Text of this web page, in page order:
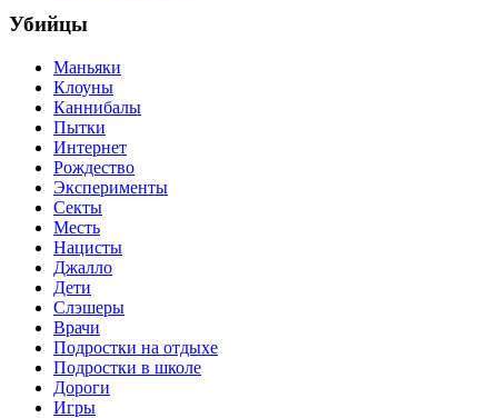
Убийцы
Маньяки
Клоуны
Каннибалы
Пытки
Интернет
Рождество
Эксперименты
Секты
Месть
Нацисты
Джалло
Дети
Слэшеры
Врачи
Подростки на отдыхе
Подростки в школе
Дороги
Игры